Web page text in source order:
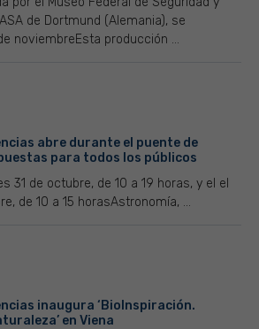
de Dortmund (Alemania), se
noviembreEsta producción ...
abre durante el puente de
para todos los públicos
31 de octubre, de 10 a 19 horas, y el el
de 10 a 15 horasAstronomía, ...
inaugura ‘BioInspiración.
en Viena